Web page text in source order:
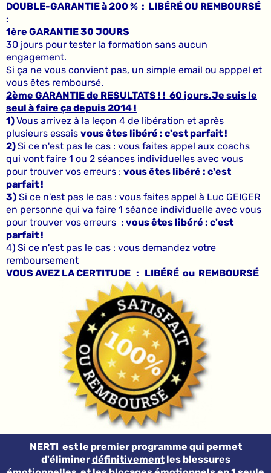
DOUBLE-GARANTIE à 200 % : LIBÉRÉ OU REMBOURSÉ
:
1ère GARANTIE 30 JOURS
30 jours pour tester la formation sans aucun
engagement.
Si ça ne vous convient pas, un simple email ou apppel et
vous êtes remboursé.
2ème GARANTIE de RESULTATS ! ! 60 jours.Je suis le
seul à faire ça depuis 2014 !
1)Vous arrivez à la leçon 4 de libération et après
plusieurs essais vous êtes libéré : c'est parfait !
2)Si ce n'est pas le cas : vous faites appel aux coachs
qui vont faire 1 ou 2 séances individuelles avec vous
pour trouver vos erreurs : vous êtes libéré : c'est
parfait !
3) Si ce n'est pas le cas : vous faites appel à Luc GEIGER
en personne qui va faire 1 séance individuelle avec vous
pour trouver vos erreurs : vous êtes libéré : c'est
parfait !
4) Si ce n'est pas le cas : vous demandez votre
remboursement
VOUS AVEZ LA CERTITUDE : LIBÉRÉ ou REMBOURSÉ
NERTI est le premier programme qui permet
d'éliminerdéfinitivementles blessures